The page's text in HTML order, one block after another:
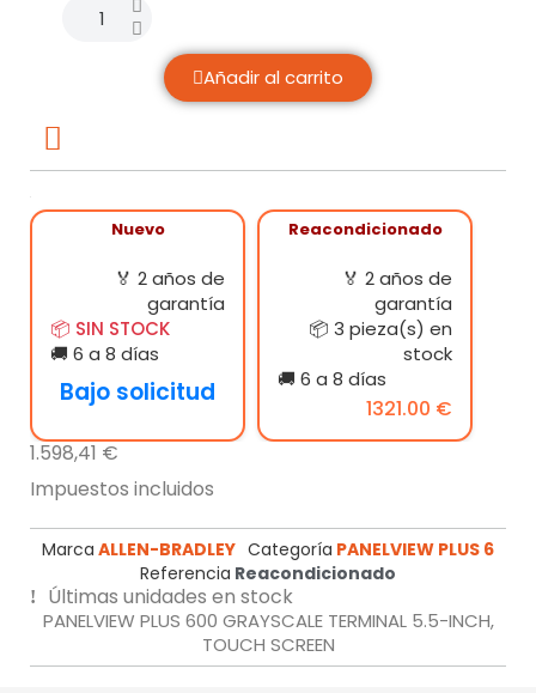
Añadir al carrito
Nuevo
🏅 2 años de
garantía
📦 SIN STOCK
🚚 6 a 8 días
Bajo solicitud
Reacondicionado
🏅 2 años de
garantía
📦 3 pieza(s) en
stock
🚚 6 a 8 días
1321.00 €
1.598,41 €
Impuestos incluidos
Marca ALLEN-BRADLEY Categoría PANELVIEW PLUS 6
Referencia Reacondicionado
Últimas unidades en stock
PANELVIEW PLUS 600 GRAYSCALE TERMINAL 5.5-INCH,
TOUCH SCREEN